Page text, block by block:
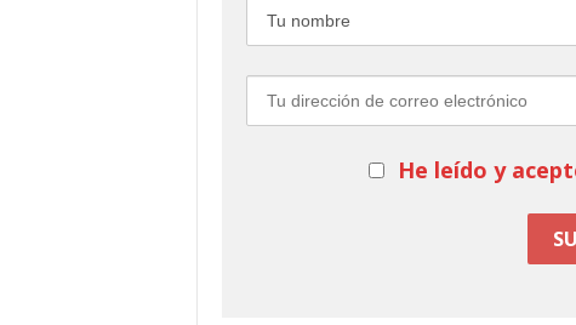
He leído y